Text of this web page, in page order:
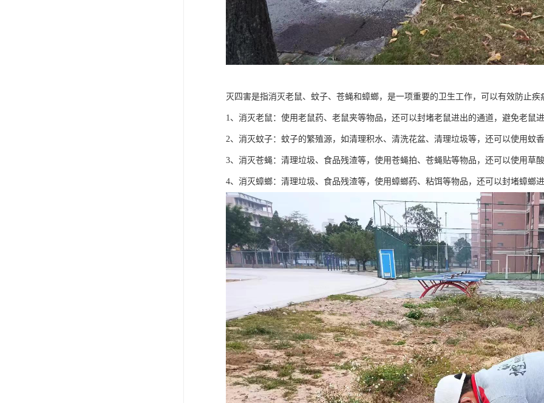
灭四害是指消灭老鼠、蚊子、苍蝇和蟑螂，是一项重要的卫生工作，可以有效防止
1、消灭老鼠：使用老鼠药、老鼠夹等物品，还可以封堵老鼠进出的通道，避免老鼠
2、消灭蚊子：蚊子的繁殖源，如清理积水、清洗花盆、清理垃圾等，还可以使用蚊
3、消灭苍蝇：清理垃圾、食品残渣等，使用苍蝇拍、苍蝇贴等物品，还可以使用草
4、消灭蟑螂：清理垃圾、食品残渣等，使用蟑螂药、粘饵等物品，还可以封堵蟑螂